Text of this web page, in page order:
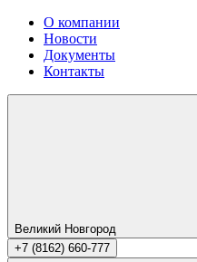
О компании
Новости
Документы
Контакты
Великий Новгород
+7 (8162) 660-777